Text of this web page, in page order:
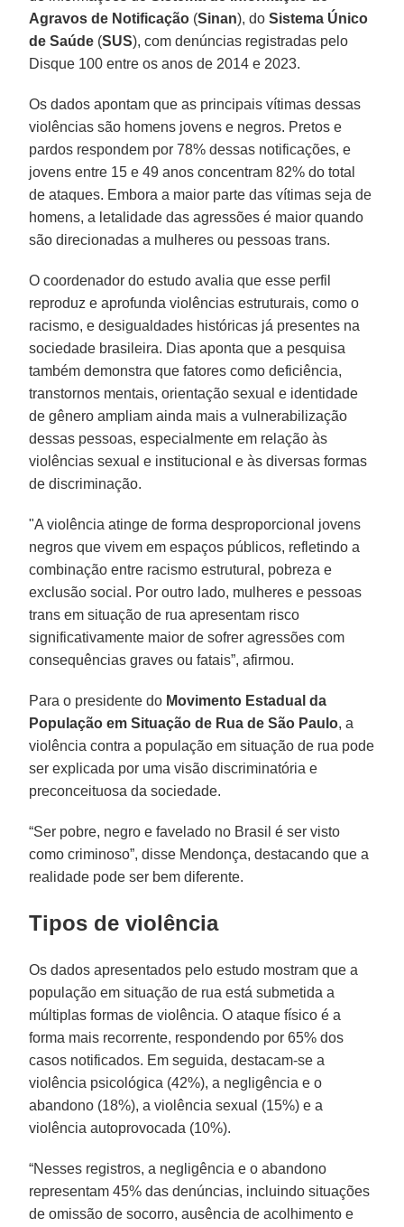
Agravos de Notificação (Sinan), doSistema Único
de Saúde (SUS), com denúncias registradas pelo
Disque 100 entre os anos de 2014 e 2023.
Os dados apontam que as principais vítimas dessas
violências são homens jovens e negros. Pretos e
pardos respondem por 78% dessas notificações, e
jovens entre 15 e 49 anos concentram 82% do total
de ataques. Embora a maior parte das vítimas seja de
homens, a letalidade das agressões é maior quando
são direcionadas a mulheres ou pessoas trans.
O coordenador do estudo avalia que esse perfil
reproduz e aprofunda violências estruturais, como o
racismo, e desigualdades históricas já presentes na
sociedade brasileira. Dias aponta que a pesquisa
também demonstra que fatores como deficiência,
transtornos mentais, orientação sexual e identidade
de gênero ampliam ainda mais a vulnerabilização
dessas pessoas, especialmente em relação às
violências sexual e institucional e às diversas formas
de discriminação.
"A violência atinge de forma desproporcional jovens
negros que vivem em espaços públicos, refletindo a
combinação entre racismo estrutural, pobreza e
exclusão social. Por outro lado, mulheres e pessoas
trans em situação de rua apresentam risco
significativamente maior de sofrer agressões com
consequências graves ou fatais”, afirmou.
Para o presidente do Movimento Estadual da
População em Situação de Rua de São Paulo, a
violência contra a população em situação de rua pode
ser explicada por uma visão discriminatória e
preconceituosa da sociedade.
“Ser pobre, negro e favelado no Brasil é ser visto
como criminoso”, disse Mendonça, destacando que a
realidade pode ser bem diferente.
Tipos de violência
Os dados apresentados pelo estudo mostram que a
população em situação de rua está submetida a
múltiplas formas de violência. O ataque físico é a
forma mais recorrente, respondendo por 65% dos
casos notificados. Em seguida, destacam-se a
violência psicológica (42%), a negligência e o
abandono (18%), a violência sexual (15%) e a
violência autoprovocada (10%).
“Nesses registros, a negligência e o abandono
representam 45% das denúncias, incluindo situações
de omissão de socorro, ausência de acolhimento e